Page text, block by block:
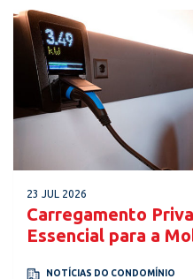
23 JUL 2026
Carregamento
Essencial para a
NOTÍCIAS DO CONDOMÍNIO